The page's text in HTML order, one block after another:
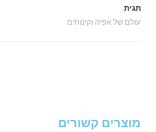
תגית
עולם של אפיה וקינוחים
מוצרים קשורים